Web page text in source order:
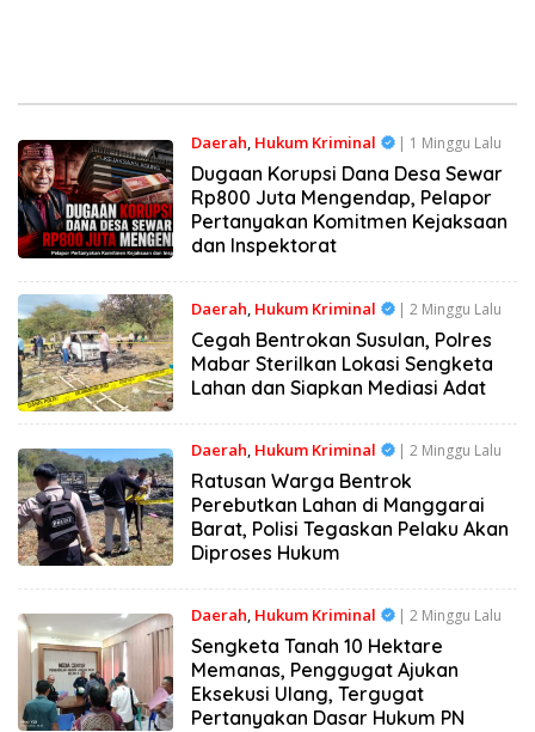
Daerah, Hukum Kriminal | 1 Minggu Lalu
Dugaan Korupsi Dana Desa Sewar
Rp800 Juta Mengendap, Pelapor
Pertanyakan Komitmen Kejaksaan
dan Inspektorat
Daerah Hukum Kriminal | 2 Minggu Lalu
Cegah Bentrokan Susulan, Polres
Mabar Sterilkan Lokasi Sengketa
Lahan dan Siapkan Mediasi Adat
Daerah, Hukum Kriminal | 2 Minggu Lalu
Ratusan Warga Bentrok
Perebutkan Lahan di Manggarai
Barat, Polisi Tegaskan Pelaku Akan
Diproses Hukum
Daerah, Hukum Kriminal | 2 Minggu Lalu
Sengketa Tanah 10 Hektare
Memanas, Penggugat Ajukan
Eksekusi Ulang, Tergugat
Pertanyakan Dasar Hukum PN